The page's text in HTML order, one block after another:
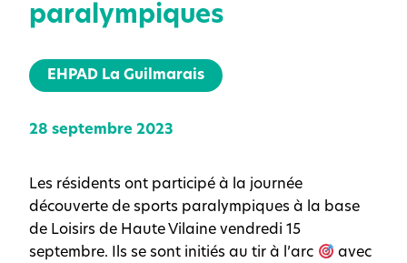
paralympiques
EHPAD La Guilmarais
28 septembre 2023
Les résidents ont participé à la journée
découverte de sports paralympiques à la base
de Loisirs de Haute Vilaine vendredi 15
septembre. Ils se sont initiés au tir à l’arc
avec